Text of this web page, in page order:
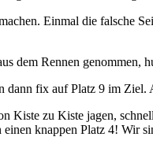
Einmal die falsche
dem Rennen genommen,
fix auf Platz 9 im
zu Kiste jagen,
knappen Platz 4! Wir